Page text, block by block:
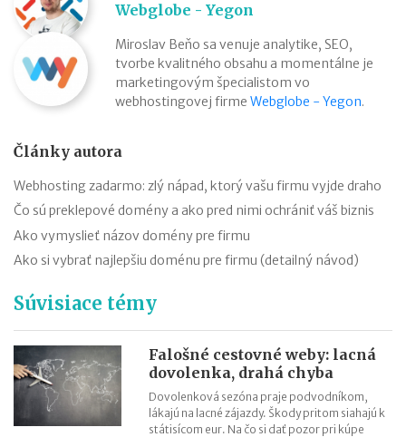
Webglobe - Yegon
Miroslav Beňo sa venuje analytike, SEO,
tvorbe kvalitného obsahu a momentálne je
marketingovým špecialistom vo
webhostingovej firme Webglobe - Yegon.
Články autora
Webhosting zadarmo: zlý nápad, ktorý vašu firmu vyjde draho
Čo sú preklepové domény a ako pred nimi ochrániť váš biznis
Ako vymyslieť názov domény pre firmu
Ako si vybrať najlepšiu doménu pre firmu (detailný návod)
Súvisiace témy
Falošné cestovné weby: lacná
dovolenka, drahá chyba
Dovolenková sezóna praje podvodníkom,
lákajú na lacné zájazdy. Škody pritom siahajú k
státisícom eur. Na čo si dať pozor pri kúpe